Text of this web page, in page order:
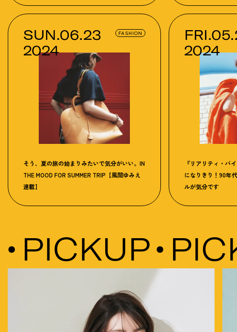
SUN.06.23
2024
そう、夏の旅の始まりみたいで気分がいい。IN
THE MOOD FOR SUMMER TRIP【風間ゆみえ
連載】
FASHION
2024
『リアリティ・バ
になりきり！90年
ルが気分です